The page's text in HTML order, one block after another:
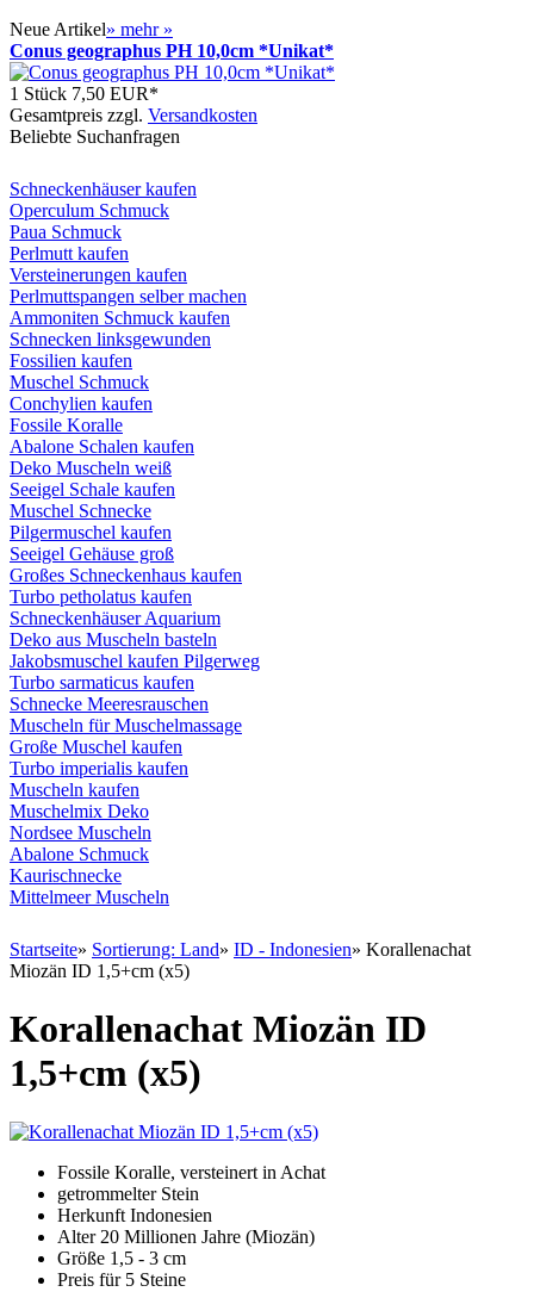
Neue Artikel» mehr »
Conus geographus PH 10,0cm *Unikat*
1 Stück 7,50 EUR*
Gesamtpreis zzgl. Versandkosten
Beliebte Suchanfragen
Schneckenhäuser kaufen
Operculum Schmuck
Paua Schmuck
Perlmutt kaufen
Versteinerungen kaufen
Perlmuttspangen selber machen
Ammoniten Schmuck kaufen
Schnecken linksgewunden
Fossilien kaufen
Muschel Schmuck
Conchylien kaufen
Fossile Koralle
Abalone Schalen kaufen
Deko Muscheln weiß
Seeigel Schale kaufen
Muschel Schnecke
Pilgermuschel kaufen
Seeigel Gehäuse groß
Großes Schneckenhaus kaufen
Turbo petholatus kaufen
Schneckenhäuser Aquarium
Deko aus Muscheln basteln
Jakobsmuschel kaufen Pilgerweg
Turbo sarmaticus kaufen
Schnecke Meeresrauschen
Muscheln für Muschelmassage
Große Muschel kaufen
Turbo imperialis kaufen
Muscheln kaufen
Muschelmix Deko
Nordsee Muscheln
Abalone Schmuck
Kaurischnecke
Mittelmeer Muscheln
Startseite» Sortierung: Land» ID - Indonesien» Korallenachat
Miozän ID 1,5+cm (x5)
Korallenachat Miozän ID
1,5+cm (x5)
Fossile Koralle, versteinert in Achat
getrommelter Stein
Herkunft Indonesien
Alter 20 Millionen Jahre (Miozän)
Größe 1,5 - 3 cm
Preis für 5 Steine